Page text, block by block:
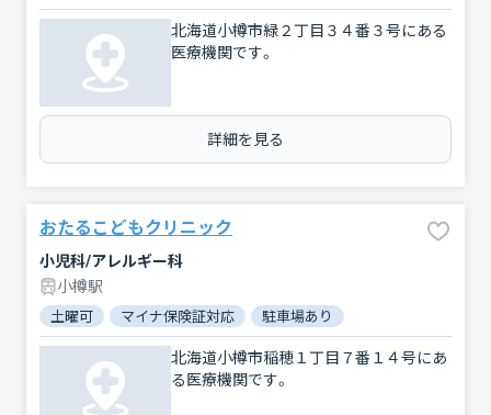
北海道小樽市緑２丁目３４番３号にある
医療機関です。
詳細を見る
おたるこどもクリニック
小児科/アレルギー科
小樽駅
土曜可 マイナ保険証対応 駐車場あり
北海道小樽市稲穂１丁目７番１４号にあ
る医療機関です。